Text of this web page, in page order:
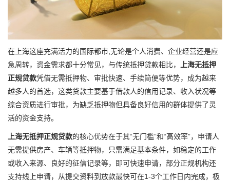
在上海这座充满活力的国际都市,无论是个人消费、企业经营还是应
急周转，资金需求都十分常见，与传统抵押贷款相比，
上海无抵押
正规贷款凭借无需抵押物、审批快速、手续简便等优势，成为越来
越多人的首选，这类贷款主要基于借款人的信用记录、收入状况等
综合资质进行审批，为缺乏抵押物但具备良好信用的群体提供了灵
活的资金支持。
上海无抵押正规贷款的核心优势在于其“无门槛”和“高效率”，申请人
无需提供房产、车辆等抵押物，只需满足基本条件，如稳定的工作
或收入来源、良好的征信记录等，即可快速申请，部分正规机构还
支持线上申请，从提交资料到放款最快可在1-3个工作日内完成，极